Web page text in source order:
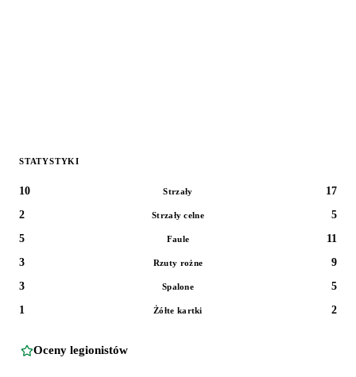
STATYSTYKI
10 Strzały
17
2
Strzały celne
5
5
Faule
11
3
Rzuty rożne
9
3
Spalone
5
1
Żółte kartki 2
Oceny legionistów